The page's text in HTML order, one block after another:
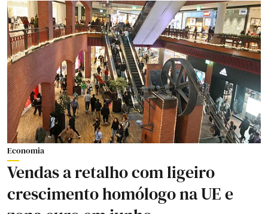
Economia
Vendas a retalho com ligeiro
crescimento homólogo na UE e